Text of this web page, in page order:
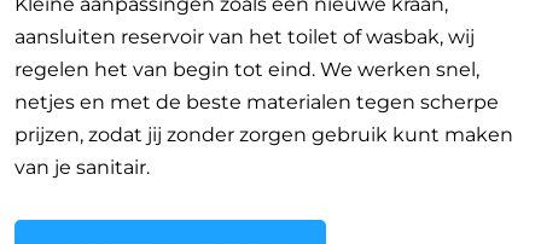
aansluiten reservoir van het toilet of wasbak, wij
regelen het van begin tot eind. We werken snel,
netjes en met de beste materialen tegen scherpe
prijzen, zodat jij zonder zorgen gebruik kunt maken
van je sanitair.